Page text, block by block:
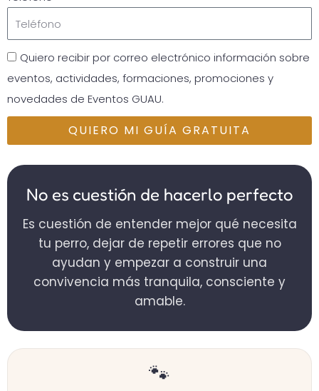
Quiero recibir por correo electrónico información sobre
eventos, actividades, formaciones, promociones y
novedades de Eventos GUAU.
QUIERO MI GUÍA GRATUITA
No es cuestión de hacerlo perfecto
Es cuestión de entender mejor qué necesita
tu perro, dejar de repetir errores que no
ayudan y empezar a construir una
convivencia más tranquila, consciente y
amable.
🐾